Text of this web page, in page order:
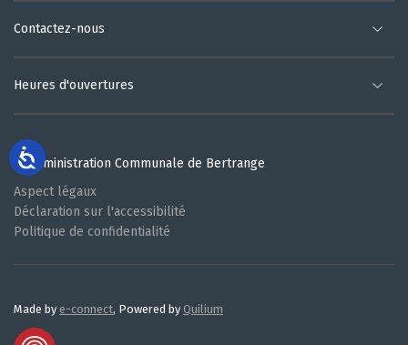
Contactez-nous
Heures d'ouvertures
© Administration Communale de Bertrange
Aspect légaux
Déclaration sur l'accessibilité
Politique de confidentialité
Made by e-connect, Powered by Quilium